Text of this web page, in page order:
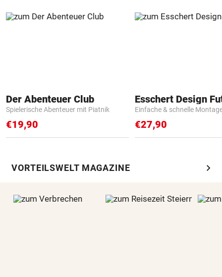
Der Abenteuer Club
Spielerische Abenteuer mit Piatnik
€19,90
Einfache & schnelle
€27,90
VORTEILSWELT MAGAZINE chevron_right